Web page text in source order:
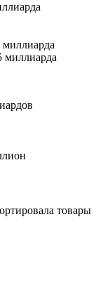
миллиарда
товары